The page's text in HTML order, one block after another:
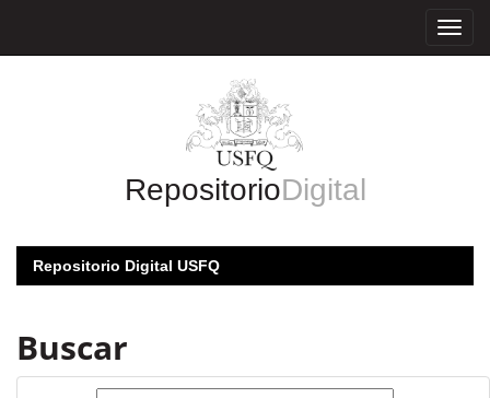
RepositorioDigital
Repositorio Digital USFQ
Buscar